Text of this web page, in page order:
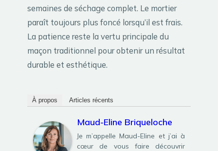
semaines de séchage complet. Le mortier
paraît toujours plus foncé lorsqu’il est frais.
La patience reste la vertu principale du
maçon traditionnel pour obtenir un résultat
durable et esthétique.
À propos Articles récents
Maud-Eline Briqueloche
Je m’appelle Maud-Eline et j’ai à
cœur de vous faire découvrir